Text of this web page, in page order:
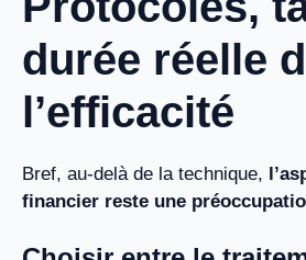
durée réelle
l’efficacité
Bref, au-delà de la technique,
financier reste une